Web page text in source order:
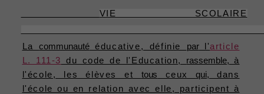
VIE SCOLAIRE
Lacommunautééducative, définie parl'article
L. 111-3
du code de l'Education, rassemble, à
l'école, les élèves et tous ceuxqui, dans
l'école ou en relation avec elle, participent à